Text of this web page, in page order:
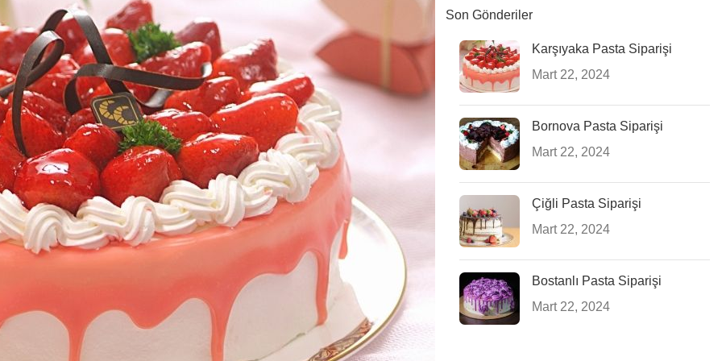
Son Gönderiler
Karşıyaka Pasta Siparişi
Mart 22, 2024
Bornova Pasta Siparişi
Mart 22, 2024
Çiğli Pasta Siparişi
Mart 22, 2024
Bostanlı Pasta Siparişi
Mart 22, 2024